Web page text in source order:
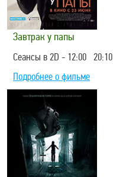
Завтрак у папы
Сеансы в 2D - 12:00 20:10
Подробнее о фильме